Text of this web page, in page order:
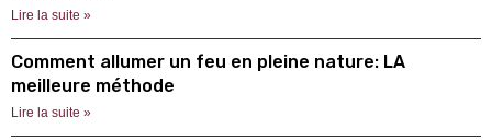
Lire la suite »
Comment allumer un feu en pleine nature: LA
meilleure méthode
Lire la suite »